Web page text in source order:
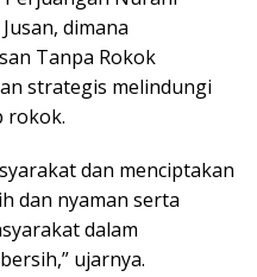
dimana
Tanpa Rokok
strategis melindungi
rokok.
dan menciptakan
dan nyaman serta
dalam
ujarnya.